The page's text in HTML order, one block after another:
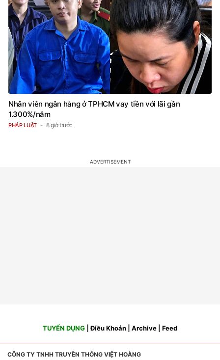
Nhân viên ngân hàng ở TPHCM vay tiền với lãi gần
1.300%/năm
PHÁP LUẬT 8 giờ trước
TUYỂN DỤNG |Điều Khoản Archive Feed
CÔNG TY TNHH TRUYỀN THÔNG VIỆT HOÀNG